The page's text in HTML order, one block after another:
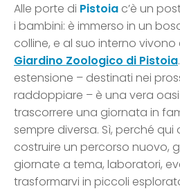
Alle porte di Pistoia c’è un
i bambini: è immerso in un
colline, e al suo interno vivono
Giardino Zoologico di Pistoia
estensione – destinati nei
raddoppiare – è una vera
trascorrere una giornata in
sempre diversa. Sì, perché
costruire un percorso nuovo,
giornate a tema, laboratori,
trasformarvi in piccoli